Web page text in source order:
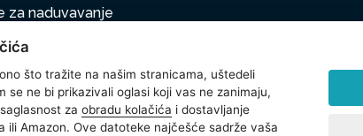
za naduvavanje
na naduvavanje
oprema
što tražite na našim stranicama, uštedeli
se ne bi prikazivali oglasi koji vas ne zanimaju,
za obradu kolačića i dostavljanje
ili Amazon. Ove datoteke najčešće sadrže vaša